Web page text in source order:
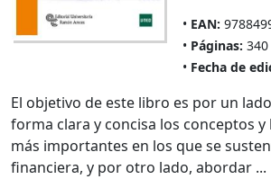
EAN:
Páginas: 340
Fecha de
El objetivo de este libro es por un
forma clara y concisa los conceptos
más importantes en los que se
financiera, y por otro lado, abordar ...